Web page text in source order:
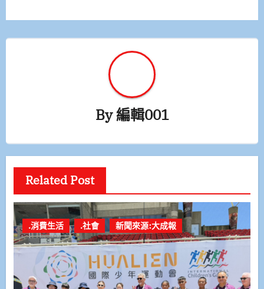
By編輯001
Related Post
.消費生活 .社會 新聞來源:大成報